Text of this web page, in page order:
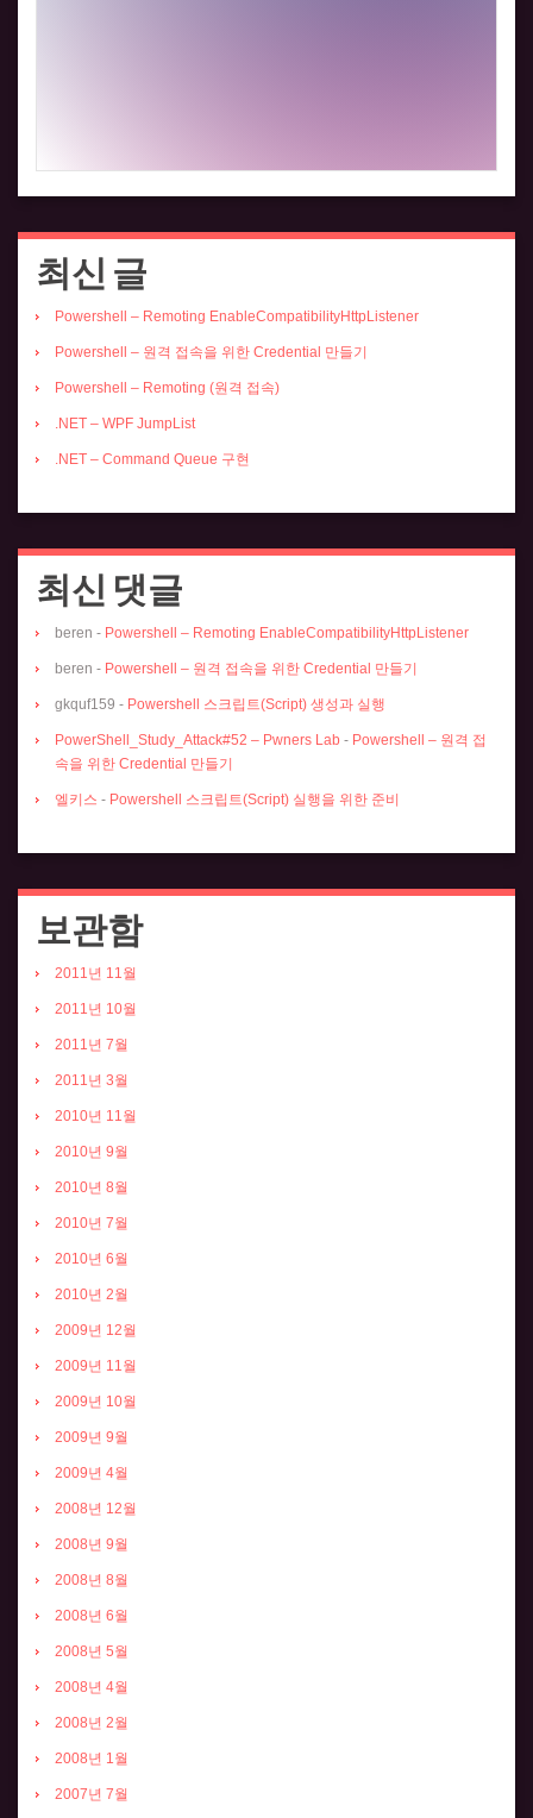
최신 글
Powershell – Remoting EnableCompatibilityHttpListener
Powershell – 원격 접속을 위한 Credential 만들기
Powershell – Remoting (원격 접속)
.NET – WPF JumpList
.NET – Command Queue 구현
최신 댓글
beren - Powershell – Remoting EnableCompatibilityHttpListener
beren - Powershell – 원격 접속을 위한 Credential 만들기
gkquf159 - Powershell 스크립트(Script) 생성과 실행
PowerShell_Study_Attack#52 – Pwners Lab - Powershell – 원격 접
속을 위한 Credential 만들기
엘키스 - Powershell 스크립트(Script) 실행을 위한 준비
보관함
2011년 11월
2011년 10월
2011년 7월
2011년 3월
2010년 11월
2010년 9월
2010년 8월
2010년 7월
2010년 6월
2010년 2월
2009년 12월
2009년 11월
2009년 10월
2009년 9월
2009년 4월
2008년 12월
2008년 9월
2008년 8월
2008년 6월
2008년 5월
2008년 4월
2008년 2월
2008년 1월
2007년 7월